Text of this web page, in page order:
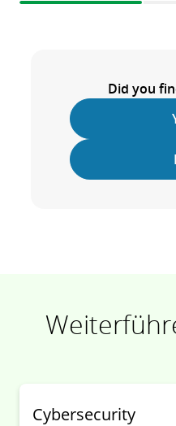
Did you
Cybersecurity